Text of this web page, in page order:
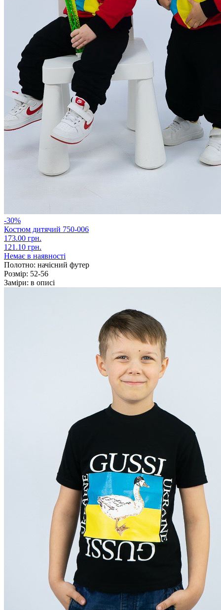
-30%
Костюм дитячий 750-006
173.00 грн.
121.10 грн.
Немає в наявності
Полотно: начісний футер
Розмір: 52-56
Заміри: в описі